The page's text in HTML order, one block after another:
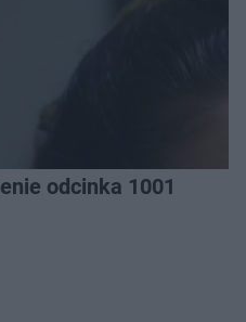
odcinka 1001